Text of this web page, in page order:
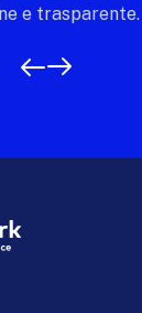
e trasparente.